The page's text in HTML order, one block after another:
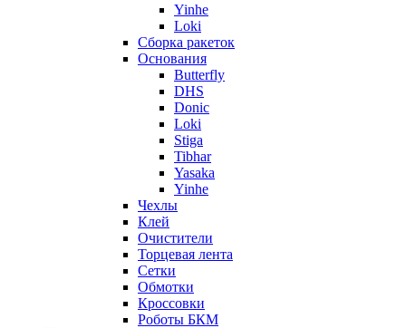
Yinhe
Loki
Сборка ракеток
Основания
Butterfly
DHS
Donic
Loki
Stiga
Tibhar
Yasaka
Yinhe
Чехлы
Клей
Очистители
Торцевая лента
Сетки
Обмотки
Кроссовки
Роботы БКМ